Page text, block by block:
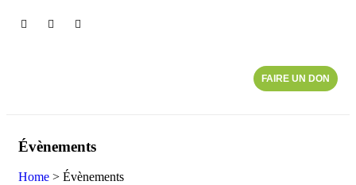
FAIRE UN DON
Évènements
Home > Évènements